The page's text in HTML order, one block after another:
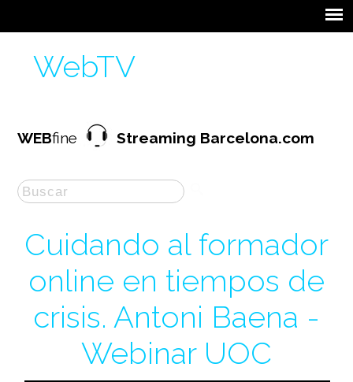
WebTV
WEBfineStreaming Barcelona.com
Cuidando al formador
online en tiempos de
crisis. Antoni Baena -
Webinar UOC